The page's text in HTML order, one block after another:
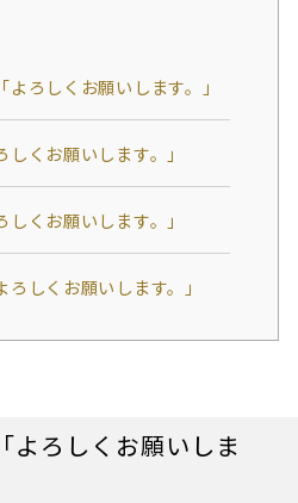
ろしくお願いします。」
くお願いします。」
くお願いします。」
しくお願いします。」
よろしくお願いしま